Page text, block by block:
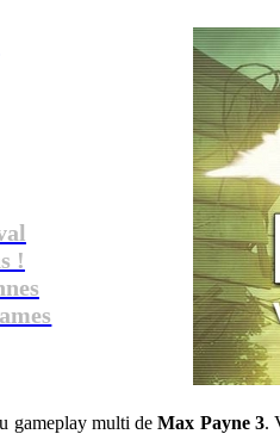
!
gameplay multi deMax Payne 3.